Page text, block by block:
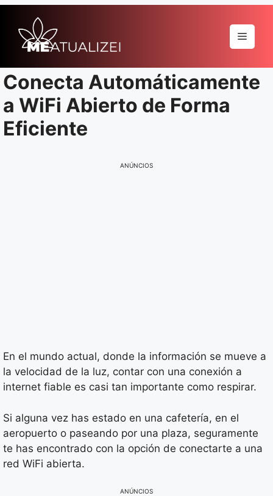
para
Menu
Conecta Automáticamente
a WiFi Abierto de Forma
Eficiente
ANÚNCIOS
En el mundo actual, donde la información se mueve a
la velocidad de la luz, contar con una conexión a
internet fiable es casi tan importante como respirar.
Si alguna vez has estado en una cafetería, en el
aeropuerto o paseando por una plaza, seguramente
te has encontrado con la opción de conectarte a una
red WiFi abierta.
ANÚNCIOS